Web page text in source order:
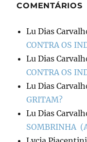
COMENTÁRIOS
Lu Dias
CONTRA OS
Lu Dias
CONTRA OS
Lu Dias
GRITAM?
Lu Dias
SOMBRINHA